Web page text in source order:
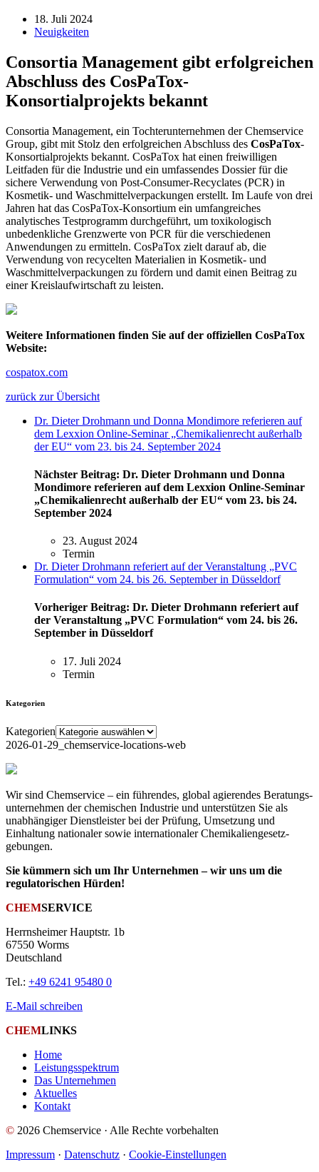
18. Juli 2024
Neuigkeiten
Consortia Management gibt erfolgreichen
Abschluss des CosPaTox-
Konsortialprojekts bekannt
Consortia Management, ein Tochterunternehmen der Chemservice
Group, gibt mit Stolz den erfolgreichen Abschluss des CosPaTox-
Konsortialprojekts bekannt. CosPaTox hat einen freiwilligen
Leitfaden für die Industrie und ein umfassendes Dossier für die
sichere Verwendung von Post-Consumer-Recyclates (PCR) in
Kosmetik- und Waschmittelverpackungen erstellt. Im Laufe von drei
Jahren hat das CosPaTox-Konsortium ein umfangreiches
analytisches Testprogramm durchgeführt, um toxikologisch
unbedenkliche Grenzwerte von PCR für die verschiedenen
Anwendungen zu ermitteln. CosPaTox zielt darauf ab, die
Verwendung von recycelten Materialien in Kosmetik- und
Waschmittelverpackungen zu fördern und damit einen Beitrag zu
einer Kreislaufwirtschaft zu leisten.
Weitere Informationen finden Sie auf der offiziellen CosPaTox
Website:
cospatox.com
zurück zur Übersicht
Dr. Dieter Drohmann und Donna Mondimore referieren auf
dem Lexxion Online-Seminar „Chemikalienrecht außerhalb
der EU“ vom 23. bis 24. September 2024
Nächster Beitrag: Dr. Dieter Drohmann und Donna
Mondimore referieren auf dem Lexxion Online-Seminar
„Chemikalienrecht außerhalb der EU“ vom 23. bis 24.
September 2024
23. August 2024
Termin
Dr. Dieter Drohmann referiert auf der Veranstaltung „PVC
Formulation“ vom 24. bis 26. September in Düsseldorf
Vorheriger Beitrag: Dr. Dieter Drohmann referiert auf
der Veranstaltung „PVC Formulation“ vom 24. bis 26.
September in Düsseldorf
17. Juli 2024
Termin
Kategorien
Kategorien
2026-01-29_chemservice-locations-web
Wir sind Chemservice – ein führendes, global agierendes Beratungs­
unternehmen der chemischen Industrie und unterstützen Sie als
unabhängiger Dienst­leister bei der Prüfung, Umsetzung und
Einhaltung nationaler sowie inter­nationaler Chemikalien­gesetz­
gebungen.
Sie kümmern sich um Ihr Unternehmen – wir uns um die
regulatorischen Hürden!
CHEMSERVICE
Herrnsheimer Hauptstr. 1b
67550 Worms
Deutschland
Tel.: +49 6241 95480 0
E-Mail schreiben
CHEMLINKS
Home
Leistungsspektrum
Das Unternehmen
Aktuelles
Kontakt
© 2026 Chemservice · Alle Rechte vorbehalten
Impressum · Datenschutz · Cookie-Einstellungen